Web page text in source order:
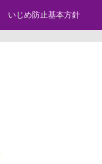
いじめ防止基本方針